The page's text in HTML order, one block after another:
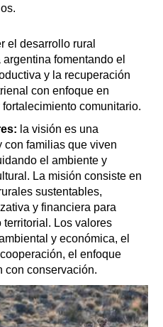
el desarrollo rural
fomentando el
y la recuperación
con enfoque en
comunitario.
la visión es una
con familias que viven
el ambiente y
La misión consiste en
sustentables,
y financiera para
Los valores
y económica, el
el enfoque
con conservación.